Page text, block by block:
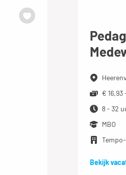
€
8 - 32
MBO
Bekijk